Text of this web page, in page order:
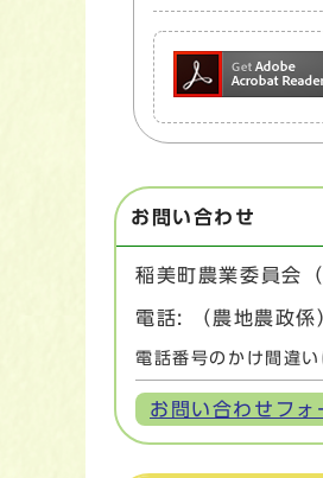
お問い合わせ
稲美町農業委員会
電話: （農地農政係
電話番号のかけ間違い
お問い合わせフォ